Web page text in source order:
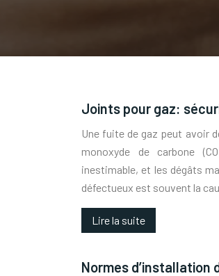
Joints pour gaz:
Une fuite de gaz peut avoir
monoxyde de carbone
inestimable, et les dégâts
défectueux est souvent la
Lire la suite
Normes d’installation